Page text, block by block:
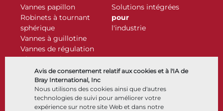
Avis de consentement relatif aux cookies et à l'IA de
Bray International, Inc
Nous utilisons des cookies ainsi que d'autres
technologies de suivi pour améliorer votre
expérience sur notre site Web et dans notre
Vannes papillon
Robinets à tournant
sphérique
Vannes à guillotine
Vannes de régulation
Clapets antiretour
Actionneurs
Accessoires de contrôle
Cryogénique
Solutions intégrées
pour
l'industrie
Entreprise Ressources